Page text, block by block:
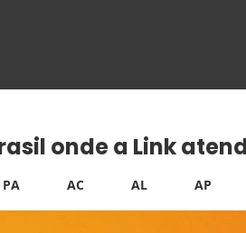
onde a Link
PA AC AL AP